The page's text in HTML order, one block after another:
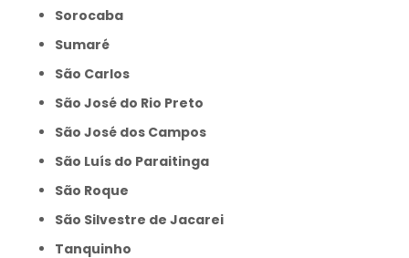
Sorocaba
Sumaré
São Carlos
São José do Rio Preto
São José dos Campos
São Luís do Paraitinga
São Roque
São Silvestre de Jacarei
Tanquinho